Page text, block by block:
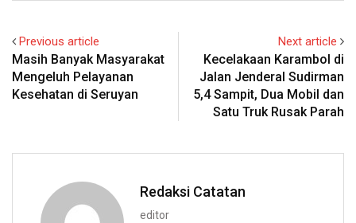
Previous article
Masih Banyak Masyarakat
Mengeluh Pelayanan
Kesehatan di Seruyan
Next article
Kecelakaan Karambol di
Jalan Jenderal Sudirman
5,4 Sampit, Dua Mobil dan
Satu Truk Rusak Parah
Redaksi Catatan
editor